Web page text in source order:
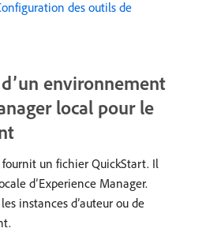
des outils de
environnement
local pour le
fournit un fichier QuickStart. Il
d’Experience Manager.
instances d’auteur ou de